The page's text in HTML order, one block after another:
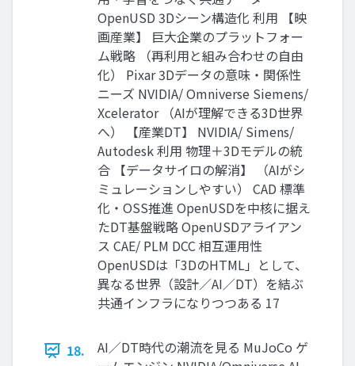
OpenUSD 3Dシーン構造化 利用 【映
画産業】 巨大企業のプラットフォー
ム戦略 （再利用と組み合わせの自由
化） Pixar 3Dデータの意味・関係性
ニーズ NVIDIA/ Omniverse Siemens/
Xcelerator （AIが理解できる3D世界
へ） 【産業DT】 NVIDIA/ Simens/
Autodesk 利用 物理＋3Dモデルの統
合 【データサイロの解消】 （AIがシ
ミュレーションしやすい） CAD 標準
化・OSS推進 OpenUSDを中核に据え
たDT基盤戦略 OpenUSDアライアン
ス CAE/ PLM DCC 相互運用性
OpenUSDは「3DのHTML」として、
異なる世界（設計／AI／DT）を結ぶ
共通インフラになりつつある 17
18.
AI／DT時代の潮流を見る MuJoCo ゲ